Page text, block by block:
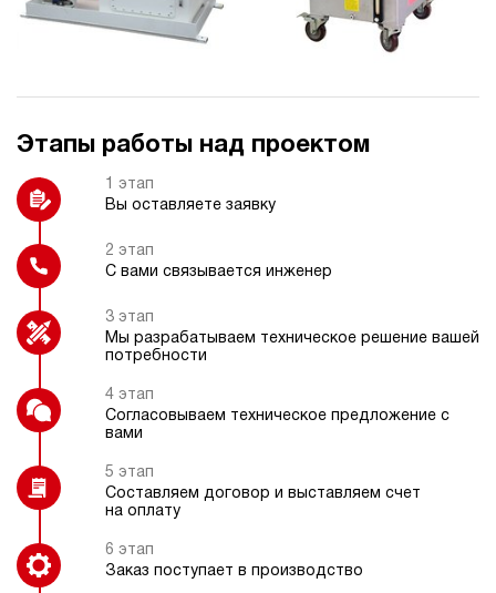
Дроссельный регулятор Реле давления
Регулятор давления
Защитный каркас
Этапы работы над проектом
1 этап
Вы оставляете заявку
2 этап
С вами связывается инженер
3 этап
Мы разрабатываем техническое решение вашей
потребности
4 этап
Согласовываем техническое предложение с
вами
5 этап
Составляем договор и выставляем счет
на оплату
6 этап
Заказ поступает в производство